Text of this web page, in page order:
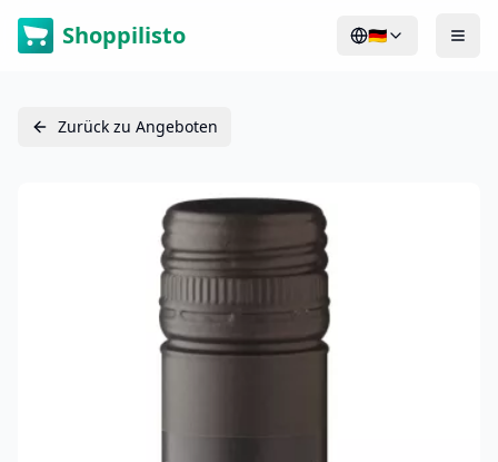
Shoppilisto 🇩🇪
Zurück zu Angeboten